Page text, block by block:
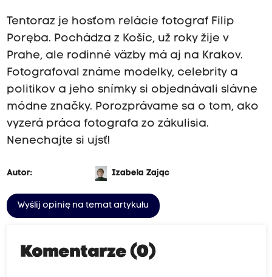
Tentoraz je hosťom relácie fotograf Filip
Poręba. Pochádza z Košíc, už roky žije v
Prahe, ale rodinné väzby má aj na Krakov.
Fotografoval známe modelky, celebrity a
politikov a jeho snímky si objednávali slávne
módne značky. Porozprávame sa o tom, ako
vyzerá práca fotografa zo zákulisia.
Nenechajte si ujsť!
Autor: Izabela Zając
Wyślij opinię na temat artykułu
Komentarze (0)